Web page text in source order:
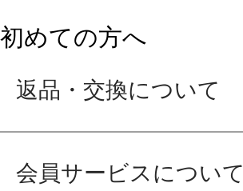
初めての方へ
返品・交換について
会員サービスについて